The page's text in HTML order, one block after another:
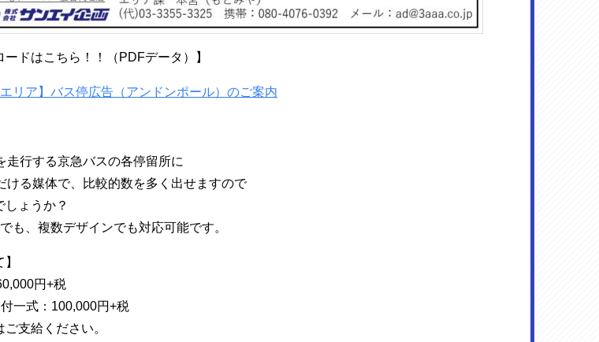
ードはこちら！！（PDFデータ）】
エリア】バス停広告（アンドンポール）のご案内
走行する京急バスの各停留所に
ける媒体で、比較的数を多く出せますので
しょうか？
も、複数デザインでも対応可能です。
円+税
一式：100,000円+税
支給ください。